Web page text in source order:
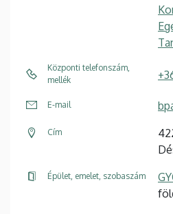
Központi telefonszám,
mellék
E-mail
Cím
Épület, emelet, szobaszám